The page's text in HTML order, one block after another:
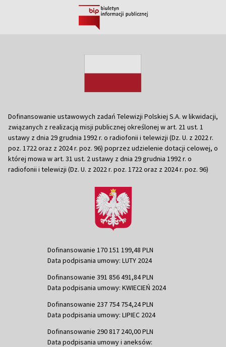
Dofinansowanie ustawowych zadań Telewizji Polskiej S.A. w likwidacji,
związanych z realizacją misji publicznej określonej w art. 21 ust. 1
ustawy z dnia 29 grudnia 1992 r. o radiofonii i telewizji (Dz. U. z 2022 r.
poz. 1722 oraz z 2024 r. poz. 96) poprzez udzielenie dotacji celowej, o
której mowa w art. 31 ust. 2 ustawy z dnia 29 grudnia 1992 r. o
radiofonii i telewizji (Dz. U. z 2022 r. poz. 1722 oraz z 2024 r. poz. 96)
Dofinansowanie 170 151 199,48 PLN
Data podpisania umowy: LUTY 2024
Dofinansowanie 391 856 491,84 PLN
Data podpisania umowy: KWIECIEŃ 2024
Dofinansowanie 237 754 754,24 PLN
Data podpisania umowy: LIPIEC 2024
Dofinansowanie 290 817 240,00 PLN
Data podpisania umowy i aneksów: